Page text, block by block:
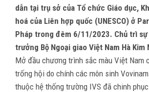
dẫn tại trụ sở của Tổ chức Giáo dục,
hoá của Liên hợp quốc (UNESCO) ở
Pháp trong đêm 6/11/2023. Chủ trì
trưởng Bộ Ngoại giao Việt Nam Hà Kim
Mở đầu chương trình sắc màu Việt Nam
trống hội do chính các môn sinh
thuộc hệ thống trường IVS đã chinh